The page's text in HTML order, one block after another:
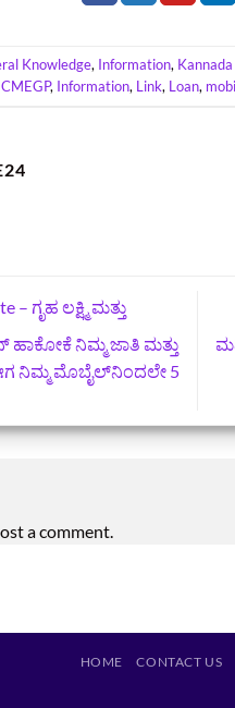
Knowledge, Information,
CMEGP, Information, Link, Loan,
– ಗೃಹ ಲಕ್ಷ್ಮಿ ಮತ್ತು
ನಿಮ್ಮ ಜಾತಿ ಮತ್ತು
ನಿಮ್ಮ ಮೊಬೈಲ್‌ನಿಂದಲೇ 5
a comment.
HOME CONTACT US